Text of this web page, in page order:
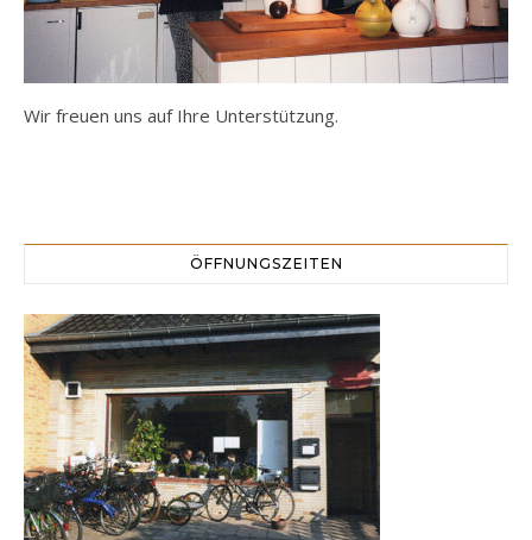
Wir freuen uns auf Ihre Unterstützung.
ÖFFNUNGSZEITEN